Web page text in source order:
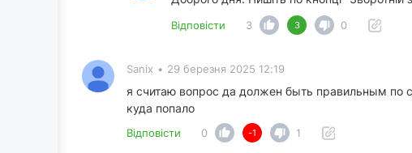
Відповісти 3 3 0
Sanix • 29 березня 2025 12:19
я считаю вопрос да должен быть правильным по
куда попало
Відповісти 0 -1 1